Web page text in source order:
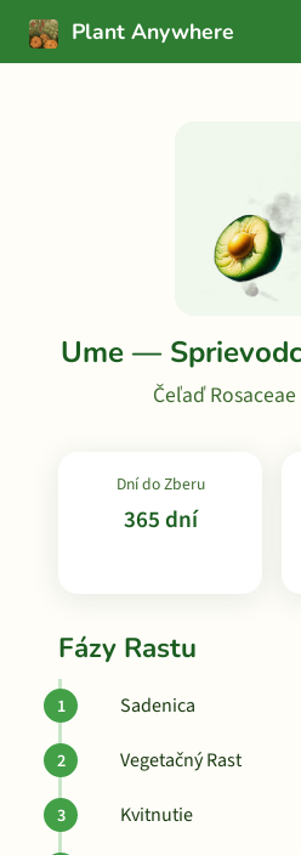
Plant Anywhere
Ume —
Čeľaď
Dní do Zberu
365 dní
Fázy Rastu
Sadenica
Vegetačný Rast
Kvitnutie